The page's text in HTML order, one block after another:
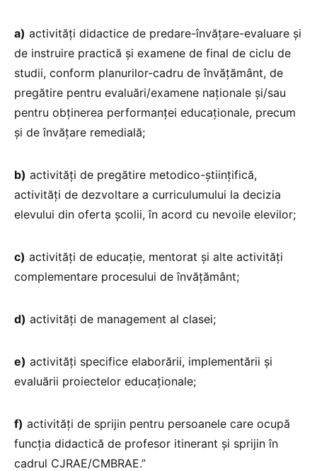
a) activități didactice de predare-învățare-evaluare și
de instruire practică și examene de final de ciclu de
studii, conform planurilor-cadru de învățământ, de
pregătire pentru evaluări/examene naționale și/sau
pentru obținerea performanței educaționale, precum
și de învățare remedială;
b) activități de pregătire metodico-științifică,
activități de dezvoltare a curriculumului la decizia
elevului din oferta școlii, în acord cu nevoile elevilor;
c) activități de educație, mentorat și alte activități
complementare procesului de învățământ;
d) activități de management al clasei;
e) activități specifice elaborării, implementării și
evaluării proiectelor educaționale;
f) activități de sprijin pentru persoanele care ocupă
funcția didactică de profesor itinerant și sprijin în
cadrul CJRAE/CMBRAE.”